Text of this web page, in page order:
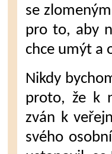
se
pro to, aby
chce umýt a
Nikdy
proto, že k
zván k
svého